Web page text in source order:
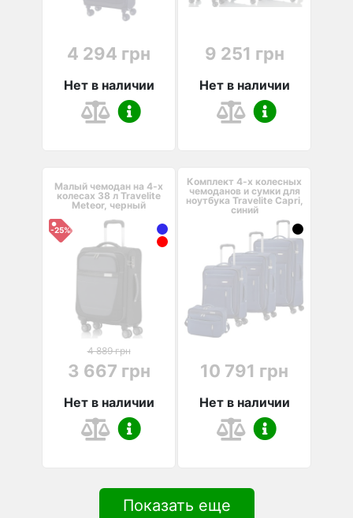
4 294 грн
Нет в наличии
9 251 грн
Нет в наличии
Малый чемодан на 4-х
колесах 38 л Travelite
Meteor, черный
-25%
4 889 грн
3 667 грн
Нет в наличии
Комплект 4-х колесных
чемоданов и сумки для
ноутбука Travelite Capri,
синий
10 791 грн
Нет в наличии
Показать еще